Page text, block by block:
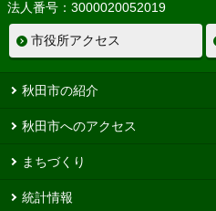
法人番号：3000020052019
市役所アクセス
秋田市の紹介
秋田市へのアクセス
まちづくり
統計情報